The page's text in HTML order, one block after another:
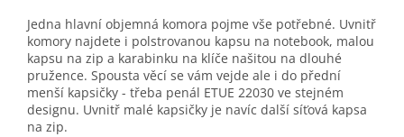
Jedna hlavní objemná komora pojme vše potřebné. Uvnitř
komory najdete i polstrovanou kapsu na notebook, malou
kapsu na zip a karabinku na klíče našitou na dlouhé
pružence. Spousta věcí se vám vejde ale i do přední
menší kapsičky - třeba penál ETUE 22030 ve stejném
designu. Uvnitř malé kapsičky je navíc další síťová kapsa
na zip.